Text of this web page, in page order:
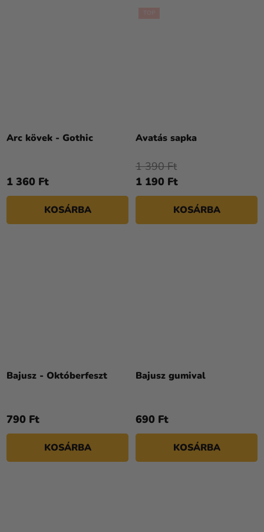
Arc kövek - Gothic
1 360 Ft
KOSÁRBA
Avatás sapka
1 190 Ft
1 390 Ft
KOSÁRBA
Bajusz - Októberfeszt
790 Ft
KOSÁRBA
Bajusz gumival
690 Ft
KOSÁRBA